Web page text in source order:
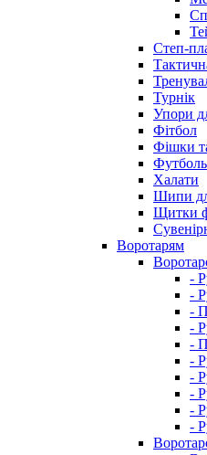
Степ-
Турнік
Упори
Фітбол
Фішки
Халати
Шипи
Щитки
Воротарям
-
-
-
-
-
-
-
-
-
-